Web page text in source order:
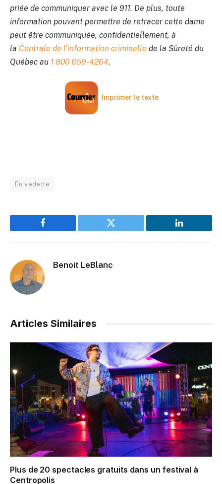
priée de communiquer avec le 911. De plus, toute
information pouvant permettre de retracer cette dame
peut être communiquée, confidentiellement, à
la Centrale de l’information criminelle de la Sûreté du
Québec au 1 800 659-4264.
Imprimer le texte
En vedette
Facebook Twitter LinkedIn
Benoit LeBlanc
Articles Similaires
Plus de 20 spectacles gratuits dans un festival à
Centropolis